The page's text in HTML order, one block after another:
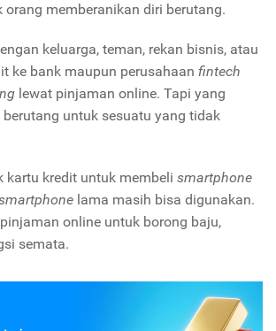
orang memberanikan diri berutang.
keluarga, teman, rekan bisnis, atau
ke bank maupun perusahaan fintech
lewat pinjaman online. Tapi yang
untuk sesuatu yang tidak
kartu kredit untuk membeli smartphone
lama masih bisa digunakan.
online untuk borong baju,
semata.